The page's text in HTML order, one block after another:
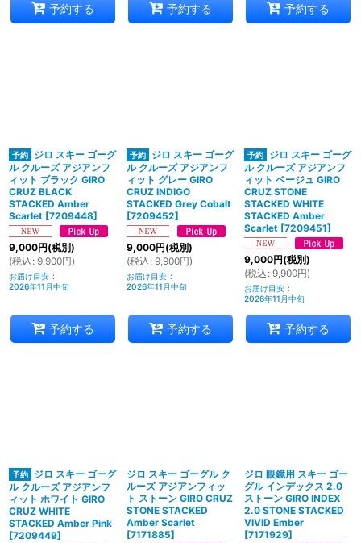
予約する 予約する 予約する
ジロ スキー ゴーグ
ル クルーズ アジアンフ
ィット ブラック GIRO
CRUZ BLACK
STACKED Amber
Scarlet [7209448]
9,000円(税別)
(税込 : 9,900円)
お届け目安 :
2026年11月中旬
予約する
ジロ スキー ゴーグ
ル クルーズ アジアンフ
ィット グレー GIRO
CRUZ INDIGO
STACKED Grey Cobalt
[7209452]
9,000円(税別)
(税込 : 9,900円)
お届け目安 :
2026年11月中旬
予約する
ジロ スキー ゴーグ
ル クルーズ アジアンフ
ィット ベージュ GIRO
CRUZ STONE
STACKED WHITE
STACKED Amber
Scarlet [7209451]
9,000円(税別)
(税込 : 9,900円)
お届け目安 :
2026年11月中旬
予約する
ジロ スキー ゴーグ
ル クルーズ アジアンフ
ィット ホワイト GIRO
CRUZ WHITE
STACKED Amber Pink
[7209449]
ジロ スキー ゴーグル ク
ルーズ アジアンフィッ
ト ストーン GIRO CRUZ
STONE STACKED
Amber Scarlet
[7171885]
ジロ 眼鏡用 スキー ゴー
グル インデックス 2.0
ストーン GIRO INDEX
2.0 STONE STACKED
VIVID Ember
[7171929]